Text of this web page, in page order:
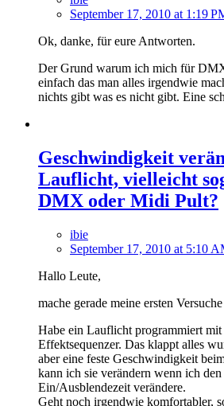
September 17, 2010 at 1:19
Ok, danke, für eure Antworten.
Der Grund warum ich mich für
einfach das man alles irgendwie
nichts gibt was es nicht gibt. Eine
Geschwindigkeit
Lauflicht, vielleicht
DMX oder Midi Pult?
ibie
September 17, 2010 at 5:10
Hallo Leute,
mache gerade meine ersten
Habe ein Lauflicht programmiert
Effektsequenzer. Das klappt alles
aber eine feste Geschwindigkeit
kann ich sie verändern wenn ich
Ein/Ausblendezeit verändere.
Geht noch irgendwie komfortabler,